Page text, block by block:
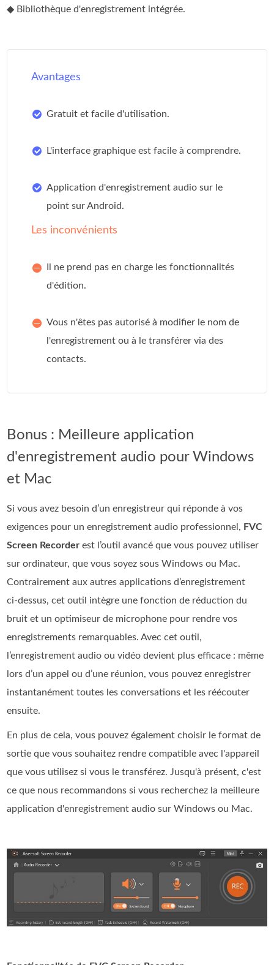
◆ Bibliothèque d'enregistrement intégrée.
Avantages
Gratuit et facile d'utilisation.
L'interface graphique est facile à comprendre.
Application d'enregistrement audio sur le
point sur Android.
Les inconvénients
Il ne prend pas en charge les fonctionnalités
d'édition.
Vous n'êtes pas autorisé à modifier le nom de
l'enregistrement ou à le transférer via des
contacts.
Bonus : Meilleure application
d'enregistrement audio pour Windows
et Mac
Si vous avez besoin d’un enregistreur qui réponde à vos
exigences pour un enregistrement audio professionnel, FVC
Screen Recorder est l’outil avancé que vous pouvez utiliser
sur ordinateur, que vous soyez sous Windows ou Mac.
Contrairement aux autres applications d’enregistrement
ci‑dessus, cet outil intègre une fonction de réduction du
bruit et un optimiseur de microphone pour rendre vos
enregistrements remarquables. Avec cet outil,
l’enregistrement audio ou vidéo devient plus efficace : même
lors d’un appel ou d’une réunion, vous pouvez enregistrer
instantanément toutes les conversations et les réécouter
ensuite.
En plus de cela, vous pouvez également choisir le format de
sortie que vous souhaitez rendre compatible avec l'appareil
que vous utilisez si vous le transférez. Jusqu'à présent, c'est
ce que nous recommandons si vous recherchez la meilleure
application d'enregistrement audio sur Windows ou Mac.